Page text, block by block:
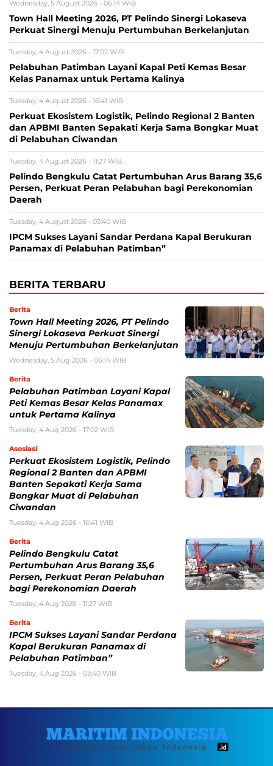
Wednesday, 5 August 2026 - 06:14 WIB
Town Hall Meeting 2026, PT Pelindo Sinergi Lokaseva
Perkuat Sinergi Menuju Pertumbuhan Berkelanjutan
Tuesday, 4 August 2026 - 17:02 WIB
Pelabuhan Patimban Layani Kapal Peti Kemas Besar
Kelas Panamax untuk Pertama Kalinya
Tuesday, 4 August 2026 - 16:41 WIB
Perkuat Ekosistem Logistik, Pelindo Regional 2 Banten
dan APBMI Banten Sepakati Kerja Sama Bongkar Muat
di Pelabuhan Ciwandan
Tuesday, 4 August 2026 - 11:27 WIB
Pelindo Bengkulu Catat Pertumbuhan Arus Barang 35,6
Persen, Perkuat Peran Pelabuhan bagi Perekonomian
Daerah
Tuesday, 4 August 2026 - 03:40 WIB
IPCM Sukses Layani Sandar Perdana Kapal Berukuran
Panamax di Pelabuhan Patimban”
BERITA TERBARU
Berita
Town Hall Meeting 2026, PT Pelindo
Sinergi Lokaseva Perkuat Sinergi
Menuju Pertumbuhan Berkelanjutan
Wednesday, 5 Aug 2026 - 06:14 WIB
Berita
Pelabuhan Patimban Layani Kapal
Peti Kemas Besar Kelas Panamax
untuk Pertama Kalinya
Tuesday, 4 Aug 2026 - 17:02 WIB
Asosiasi
Perkuat Ekosistem Logistik, Pelindo
Regional 2 Banten dan APBMI
Banten Sepakati Kerja Sama
Bongkar Muat di Pelabuhan
Ciwandan
Tuesday, 4 Aug 2026 - 16:41 WIB
Berita
Pelindo Bengkulu Catat
Pertumbuhan Arus Barang 35,6
Persen, Perkuat Peran Pelabuhan
bagi Perekonomian Daerah
Tuesday, 4 Aug 2026 - 11:27 WIB
Berita
IPCM Sukses Layani Sandar Perdana
Kapal Berukuran Panamax di
Pelabuhan Patimban”
Tuesday, 4 Aug 2026 - 03:40 WIB